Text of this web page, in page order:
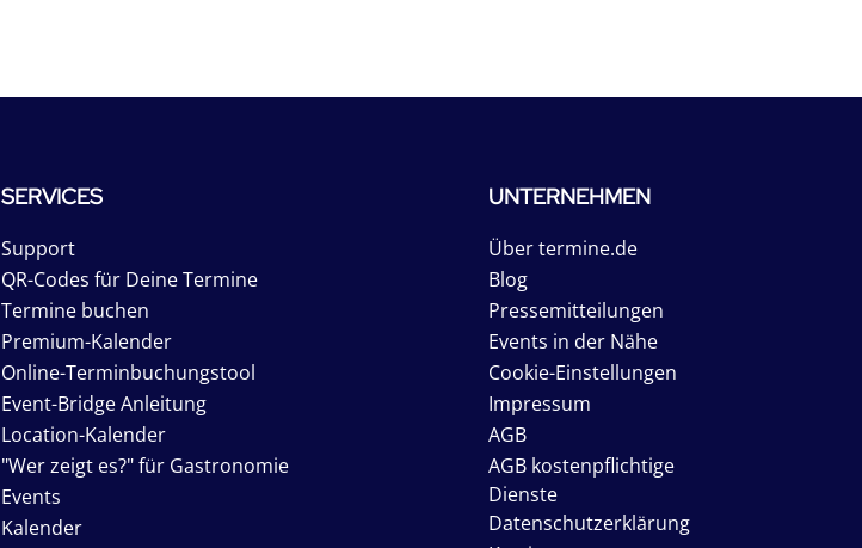
SERVICES
Support
QR-Codes für Deine Termine
Termine buchen
Premium-Kalender
Online-Terminbuchungstool
Event-Bridge Anleitung
Location-Kalender
"Wer zeigt es?" für Gastronomie
Events
Kalender
UNTERNEHMEN
Über termine.de
Blog
Pressemitteilungen
Events in der Nähe
Cookie-Einstellungen
Impressum
AGB
AGB kostenpflichtige
Dienste
Datenschutzerklärung